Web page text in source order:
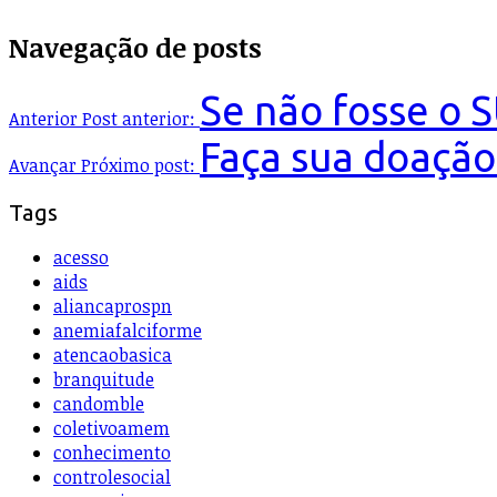
Navegação de posts
AnteriorPost anterior: Se não fosse o
AvançarPróximo post: Faça sua
Tags
acesso
aids
aliancaprospn
anemiafalciforme
atencaobasica
branquitude
candomble
coletivoamem
conhecimento
controlesocial